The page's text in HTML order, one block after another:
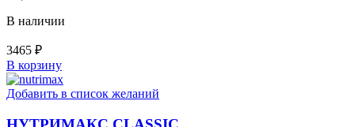
В наличии
3465 ₽
В корзину
Добавить в список желаний